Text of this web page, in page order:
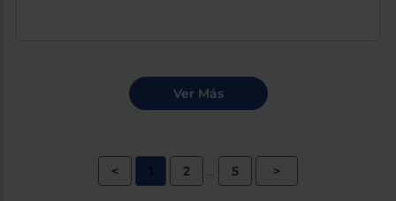
< 1 2 ... 5 >